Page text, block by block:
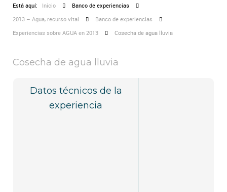
Está aquí: Inicio
Banco de experiencias
2013 – Agua, recurso vital
Banco de experiencias
Experiencias sobre AGUA en 2013
Cosecha de agua lluvia
Cosecha de agua lluvia
Datos técnicos de la
experiencia